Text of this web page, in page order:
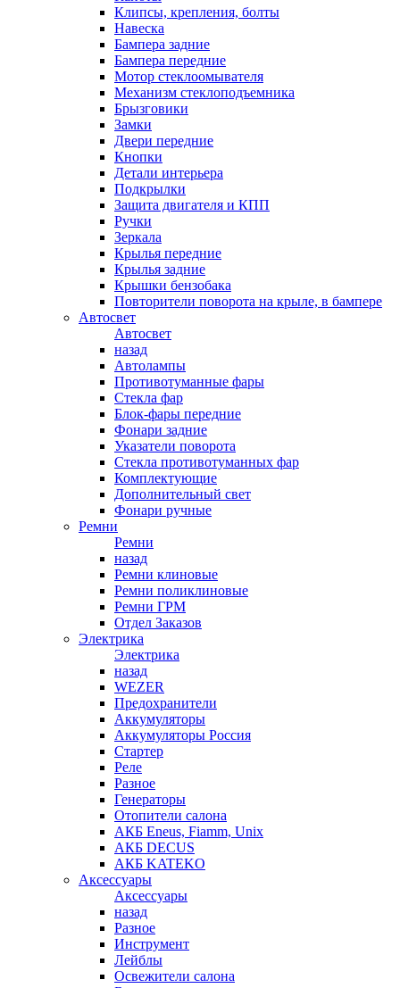
Клипсы, крепления, болты
Навеска
Бампера задние
Бампера передние
Мотор стеклоомывателя
Механизм стеклоподъемника
Брызговики
Замки
Двери передние
Кнопки
Детали интерьера
Подкрылки
Защита двигателя и КПП
Ручки
Зеркала
Крылья передние
Крылья задние
Крышки бензобака
Повторители поворота на крыле, в бампере
Автосвет
Автосвет
назад
Автолампы
Противотуманные фары
Стекла фар
Блок-фары передние
Фонари задние
Указатели поворота
Стекла противотуманных фар
Комплектующие
Дополнительный свет
Фонари ручные
Ремни
Ремни
назад
Ремни клиновые
Ремни поликлиновые
Ремни ГРМ
Отдел Заказов
Электрика
Электрика
назад
WEZER
Предохранители
Аккумуляторы
Аккумуляторы Россия
Стартер
Реле
Разное
Генераторы
Отопители салона
АКБ Eneus, Fiamm, Unix
АКБ DECUS
АКБ KATEKO
Аксессуары
Аксессуары
назад
Разное
Инструмент
Лейблы
Освежители салона